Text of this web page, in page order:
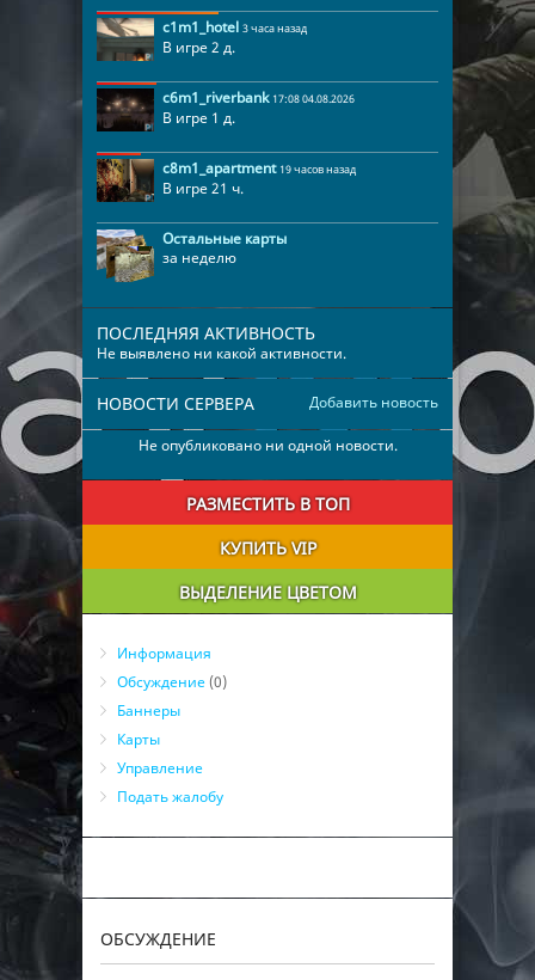
c1m1_hotel 3 часа назад
В игре 2 д.
c6m1_riverbank 17:08 04.08.2026
В игре 1 д.
c8m1_apartment 19 часов назад
В игре 21 ч.
Остальные карты
за неделю
ПОСЛЕДНЯЯ АКТИВНОСТЬ
Не выявлено ни какой активности.
Добавить новость
НОВОСТИ СЕРВЕРА
Не опубликовано ни одной новости.
РАЗМЕСТИТЬ В ТОП
КУПИТЬ VIP
ВЫДЕЛЕНИЕ ЦВЕТОМ
Информация
Обсуждение (0)
Баннеры
Карты
Управление
Подать жалобу
ОБСУЖДЕНИЕ